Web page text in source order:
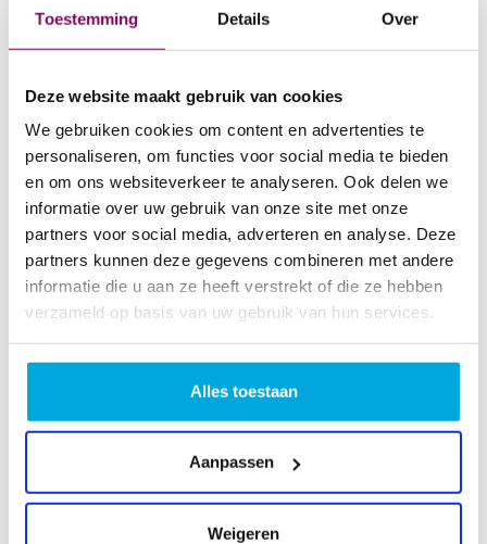
Toestemming Details Over
Deze website maakt gebruik van cookies
We gebruiken cookies om content en advertenties te
personaliseren, om functies voor social media te bieden
en om ons websiteverkeer te analyseren. Ook delen we
informatie over uw gebruik van onze site met onze
partners voor social media, adverteren en analyse. Deze
partners kunnen deze gegevens combineren met andere
informatie die u aan ze heeft verstrekt of die ze hebben
verzameld op basis van uw gebruik van hun services.
Alles toestaan
Aanpassen
Weigeren
Haarscherpe TV met SNLLR
Met SNLLR geniet je van haarscherpe TV en een
stabiele verbinding. Breid je zenderaanbod uit met
pakketten zoals ESPN of Ziggo Sport Totaal. Voor
€12,50 per maand kijk je in het hele huis, inclusief de
handige SNLLR TV App voor onderweg.
Vaste telefonie zonder zorgen
Bel voordelig met SNLLR! Met flexibele belbundels
nummerweergave bel je altijd zorgeloos. En naar
andere SNLLR-klanten bel je zelfs gratis.
1 Gbps standaard: Supersnel internet, zonder